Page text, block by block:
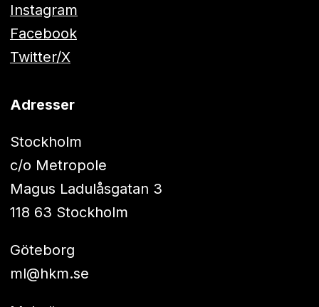
Instagram
Facebook
Twitter/X
Adresser
Stockholm
c/o Metropole
Magus Ladulåsgatan 3
118 63 Stockholm
Göteborg
ml@hkm.se